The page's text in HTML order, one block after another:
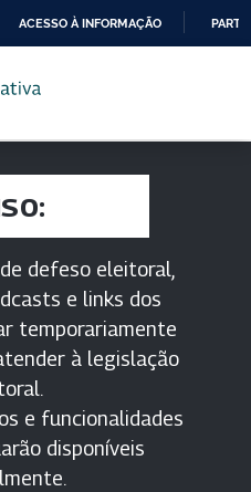
PARA
CONTEÚDO
ACESSO À INFORMAÇÃO
defeso eleitoral,
e links dos
temporariamente
à legislação
e funcionalidades
disponíveis